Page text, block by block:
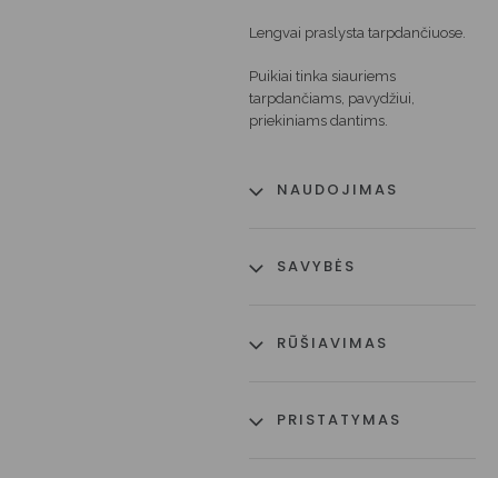
Lengvai praslysta tarpdančiuose.
Puikiai tinka siauriems
tarpdančiams, pavydžiui,
priekiniams dantims.
NAUDOJIMAS
SAVYBĖS
RŪŠIAVIMAS
PRISTATYMAS